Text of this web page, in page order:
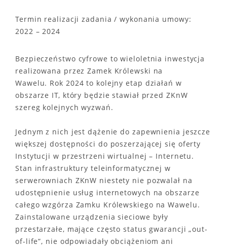
Termin realizacji zadania / wykonania umowy:
2022 – 2024
Bezpieczeństwo cyfrowe to wieloletnia inwestycja
realizowana przez Zamek Królewski na
Wawelu. Rok 2024 to kolejny etap działań w
obszarze IT, który będzie stawiał przed ZKnW
szereg kolejnych wyzwań.
Jednym z nich jest dążenie do zapewnienia jeszcze
większej dostępności do poszerzającej się oferty
Instytucji w przestrzeni wirtualnej – Internetu.
Stan infrastruktury teleinformatycznej w
serwerowniach ZKnW niestety nie pozwalał na
udostępnienie usług internetowych na obszarze
całego wzgórza Zamku Królewskiego na Wawelu.
Zainstalowane urządzenia sieciowe były
przestarzałe, mające często status gwarancji „out-
of-life”, nie odpowiadały obciążeniom ani